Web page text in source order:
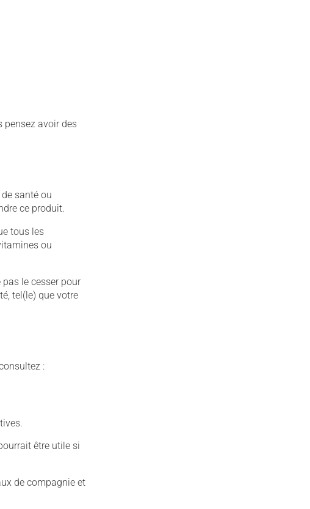
pensez avoir des
santé ou
ce produit.
tous les
ou
le cesser pour
tel(le) que votre
:
être utile si
de compagnie et